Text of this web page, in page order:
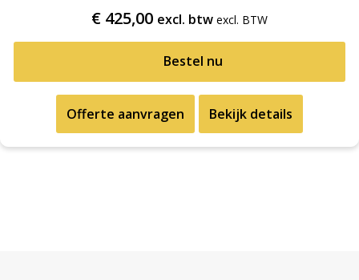
€ 425,00 excl. btw
Bestel nu
Offerte aanvragen Bekijk details